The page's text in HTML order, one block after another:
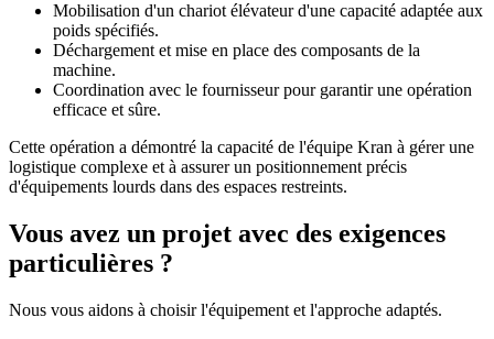
Mobilisation d'un chariot élévateur d'une capacité adaptée aux
poids spécifiés.
Déchargement et mise en place des composants de la
machine.
Coordination avec le fournisseur pour garantir une opération
efficace et sûre.
Cette opération a démontré la capacité de l'équipe Kran à gérer une
logistique complexe et à assurer un positionnement précis
d'équipements lourds dans des espaces restreints.
Vous avez un projet avec des exigences
particulières ?
Nous vous aidons à choisir l'équipement et l'approche adaptés.